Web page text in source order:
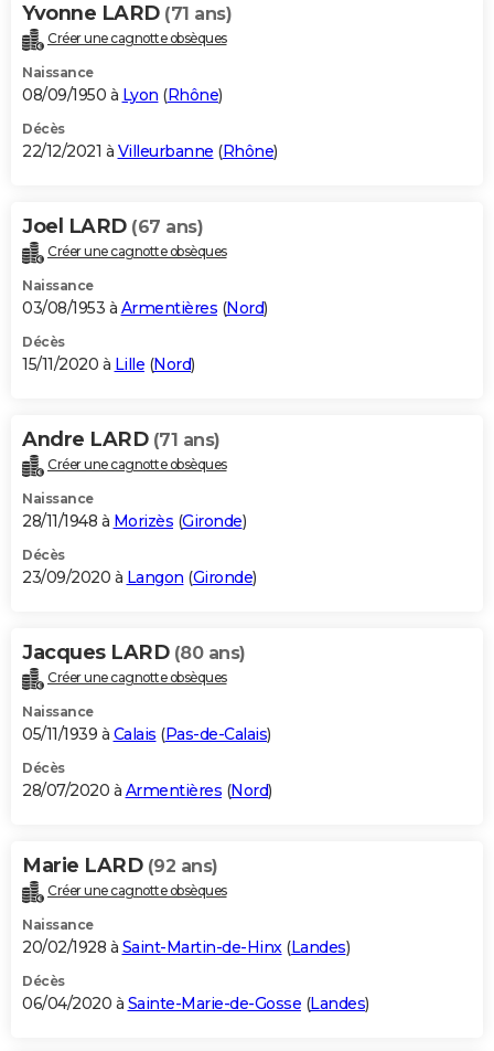
Yvonne LARD (71 ans)
Créer une cagnotte obsèques
Naissance
08/09/1950 à Lyon (Rhône)
Décès
22/12/2021 à Villeurbanne (Rhône)
Joel LARD (67 ans)
Créer une cagnotte obsèques
Naissance
03/08/1953 à Armentières (Nord)
Décès
15/11/2020 à Lille (Nord)
Andre LARD (71 ans)
Créer une cagnotte obsèques
Naissance
28/11/1948 à Morizès (Gironde)
Décès
23/09/2020 à Langon (Gironde)
Jacques LARD (80 ans)
Créer une cagnotte obsèques
Naissance
05/11/1939 à Calais (Pas-de-Calais)
Décès
28/07/2020 à Armentières (Nord)
Marie LARD (92 ans)
Créer une cagnotte obsèques
Naissance
20/02/1928 à Saint-Martin-de-Hinx(Landes)
Décès
06/04/2020 à Sainte-Marie-de-Gosse (Landes)